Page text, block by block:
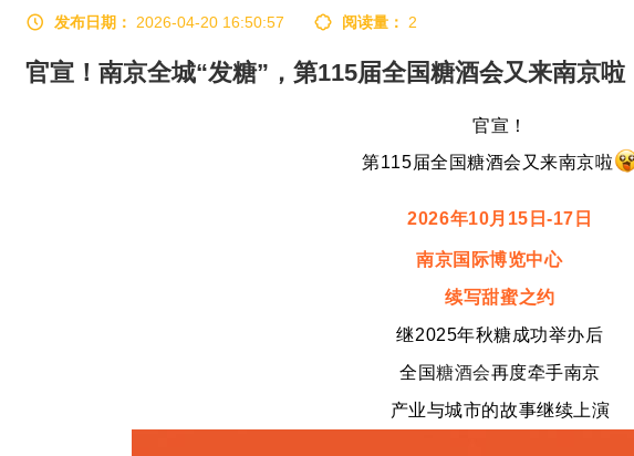
发布日期： 2026-04-20 16:50:57 阅读量： 2
官宣！南京全城“发糖”，第115届全国糖酒会又来南京啦
官宣！
第115届全国糖酒会 又来南京啦
2026年10月15日-17日
南京国际博览中心
续写甜蜜之约
继2025年秋糖成功举办后
全国糖酒会再度牵手南京
产业与城市的故事继续上演